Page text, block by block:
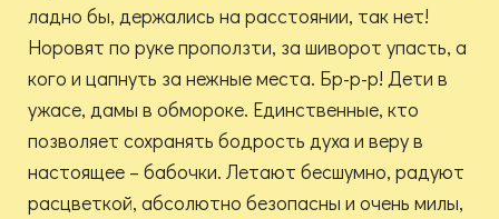
ладно бы, держались на расстоянии, так нет!
Норовят по руке проползти, за шиворот упасть, а
кого и цапнуть за нежные места. Бр-р-р! Дети в
ужасе, дамы в обмороке. Единственные, кто
позволяет сохранять бодрость духа и веру в
настоящее – бабочки. Летают бесшумно, радуют
расцветкой, абсолютно безопасны и очень милы,